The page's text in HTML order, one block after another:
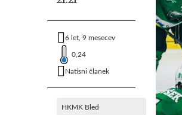
6 let, 9 mesecev
0,24
Natisni članek
HKMK Bled